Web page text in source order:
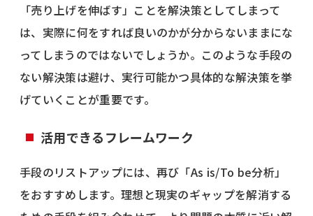
「売り上げを伸ばす」ことを解決策としてしまって
は、実際に何をすれば良いのかが分からないままにな
ってしまうのではないでしょうか。このような手段の
ない解決策は避け、実行可能かつ具体的な解決策を挙
げていくことが重要です。
活用できるフレームワーク
手段のリストアップには、再び「As is/To be分析」
をおすすめします。理想と現実のギャップを解消する